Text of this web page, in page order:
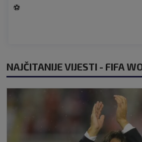
⚽
NAJČITANIJE VIJESTI - FIFA